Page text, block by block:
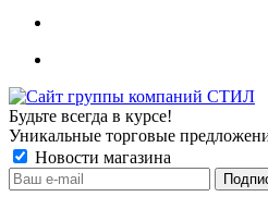
Будьте всегда в курсе!
Уникальные торговые
Новости магазина